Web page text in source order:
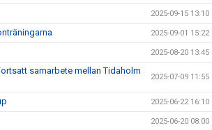
2025-09-15 13:10
2025-09-01 15:22
2025-08-20 13:45
samarbete mellan Tidaholm
2025-07-09 11:55
2025-06-22 16:10
2025-06-20 08:00